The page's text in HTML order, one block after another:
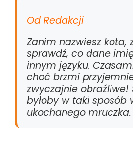
Od Redakcji
Zanim nazwiesz kota,
sprawdź, co dane
innym języku.
choć brzmi
zwyczajnie obraźliwe!
byłoby w taki sposób
ukochanego mruczka.